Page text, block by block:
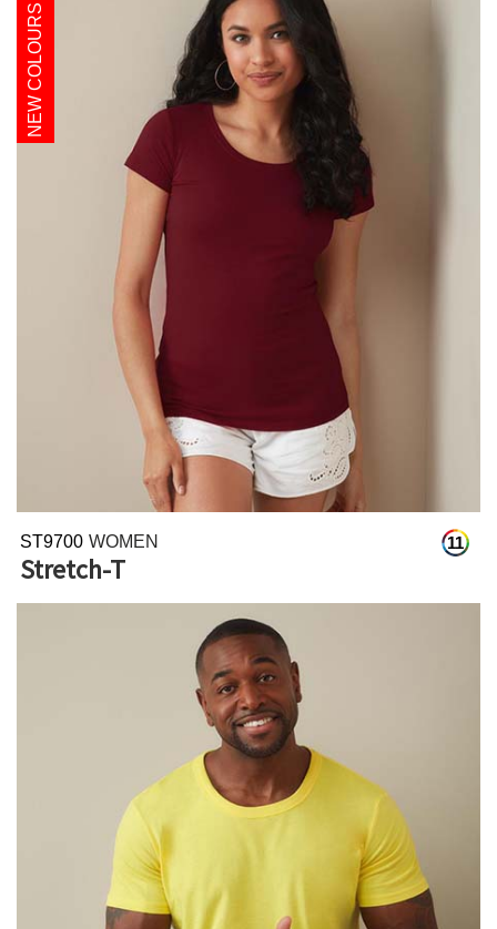
NEW COLOURS
11
ST9700 WOMEN
Stretch-T